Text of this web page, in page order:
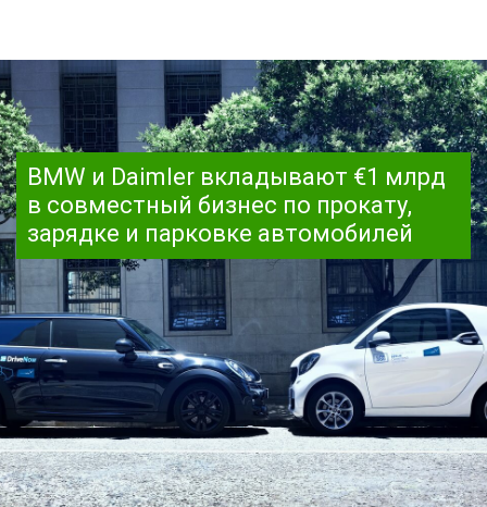
BMW и Daimler вкладывают €1 млрд
в совместный бизнес по прокату,
зарядке и парковке автомобилей